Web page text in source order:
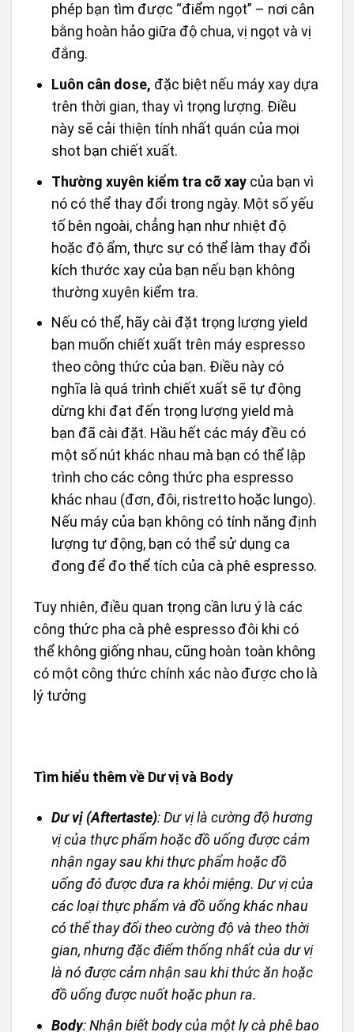
phép bạn tìm được “điểm ngọt” – nơi cân
bằng hoàn hảo giữa độ chua, vị ngọt và vị
đắng.
Luôn cân dose, đặc biệt nếu máy xay dựa
trên thời gian, thay vì trọng lượng. Điều
này sẽ cải thiện tính nhất quán của mọi
shot bạn chiết xuất.
Thường xuyên kiểm tra cỡ xay của bạn vì
nó có thể thay đổi trong ngày. Một số yếu
tố bên ngoài, chẳng hạn như nhiệt độ
hoặc độ ẩm, thực sự có thể làm thay đổi
kích thước xay của bạn nếu bạn không
thường xuyên kiểm tra.
Nếu có thể, hãy cài đặt trọng lượng yield
bạn muốn chiết xuất trên máy espresso
theo công thức của bạn. Điều này có
nghĩa là quá trình chiết xuất sẽ tự động
dừng khi đạt đến trọng lượng yield mà
bạn đã cài đặt. Hầu hết các máy đều có
một số nút khác nhau mà bạn có thể lập
trình cho các công thức pha espresso
khác nhau (đơn, đôi, ristretto hoặc lungo).
Nếu máy của bạn không có tính năng định
lượng tự động, bạn có thể sử dụng ca
đong để đo thể tích của cà phê espresso.
Tuy nhiên, điều quan trọng cần lưu ý là các
công thức pha cà phê espresso đôi khi có
thể không giống nhau, cũng hoàn toàn không
có một công thức chính xác nào được cho là
lý tưởng
Tìm hiểu thêm về Dư vị và Body
Dư vị (Aftertaste): Dư vị là cường độ hương
vị của thực phẩm hoặc đồ uống được cảm
nhận ngay sau khi thực phẩm hoặc đồ
uống đó được đưa ra khỏi miệng. Dư vị của
các loại thực phẩm và đồ uống khác nhau
có thể thay đổi theo cường độ và theo thời
gian, nhưng đặc điểm thống nhất của dư vị
là nó được cảm nhận sau khi thức ăn hoặc
đồ uống được nuốt hoặc phun ra.
Body: Nhận biết body của một ly cà phê bao